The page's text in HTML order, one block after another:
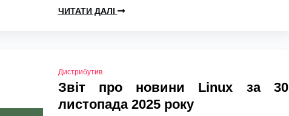
ЧИТАТИ ДАЛІ
Дистрибутив
Звіт про новини Linux за 30
листопада 2025 року